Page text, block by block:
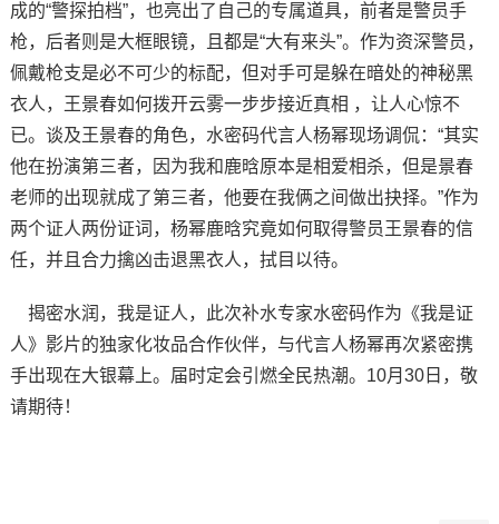
成的“警探拍档”，也亮出了自己的专属道具，前者是警员手
枪，后者则是大框眼镜，且都是“大有来头”。作为资深警员，
佩戴枪支是必不可少的标配，但对手可是躲在暗处的神秘黑
衣人，王景春如何拨开云雾一步步接近真相 ，让人心惊不
已。谈及王景春的角色，水密码代言人杨幂现场调侃：“其实
他在扮演第三者，因为我和鹿晗原本是相爱相杀，但是景春
老师的出现就成了第三者，他要在我俩之间做出抉择。”作为
两个证人两份证词，杨幂鹿晗究竟如何取得警员王景春的信
任，并且合力擒凶击退黑衣人，拭目以待。
揭密水润，我是证人，此次补水专家水密码作为《我是证
人》影片的独家化妆品合作伙伴，与代言人杨幂再次紧密携
手出现在大银幕上。届时定会引燃全民热潮。10月30日，敬
请期待！